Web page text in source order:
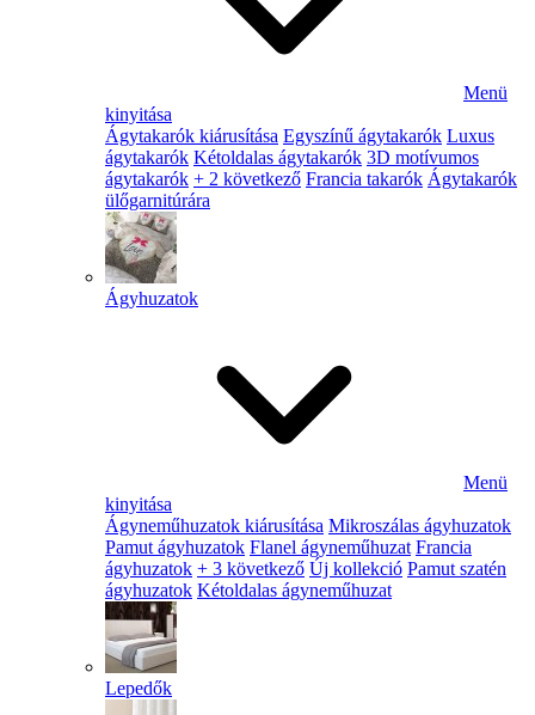
Menü
kinyitása
Ágytakarók kiárusítása Egyszínű ágytakarók Luxus
ágytakarók Kétoldalas ágytakarók 3D motívumos
ágytakarók + 2 következő Francia takarók Ágytakarók
ülőgarnitúrára
Ágyhuzatok
Menü
kinyitása
Ágyneműhuzatok kiárusítása Mikroszálas ágyhuzatok
Pamut ágyhuzatok Flanel ágyneműhuzat Francia
ágyhuzatok + 3 következő Új kollekció Pamut szatén
ágyhuzatok Kétoldalas ágyneműhuzat
Lepedők